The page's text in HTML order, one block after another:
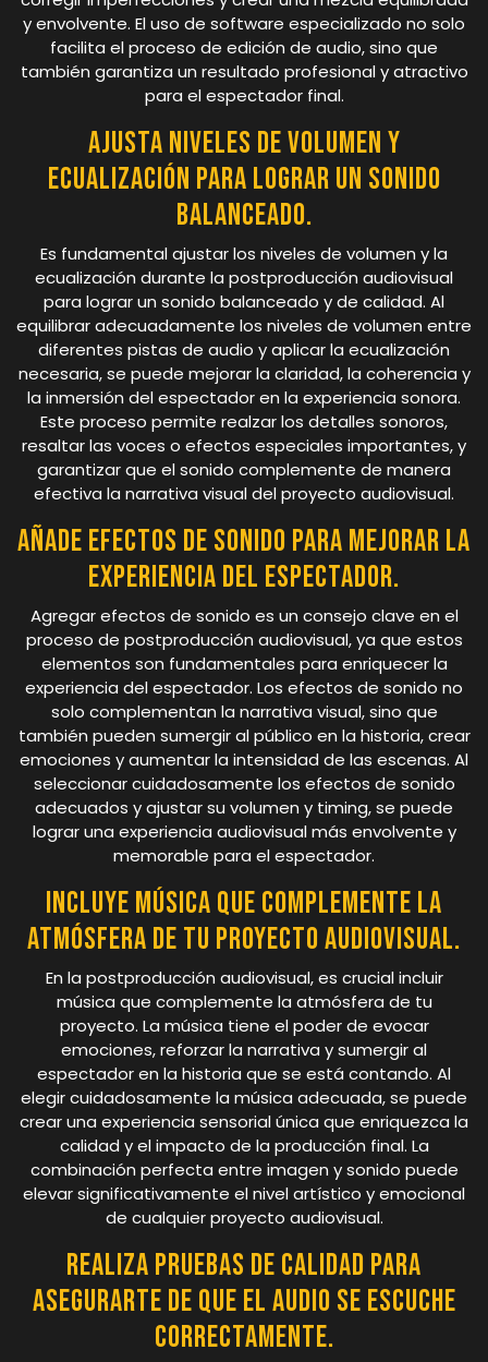
y envolvente. El uso de software especializado no solo
facilita el proceso de edición de audio, sino que
también garantiza un resultado profesional y atractivo
para el espectador final.
Ajusta niveles de volumen y
ecualización para lograr un sonido
balanceado.
Es fundamental ajustar los niveles de volumen y la
ecualización durante la postproducción audiovisual
para lograr un sonido balanceado y de calidad. Al
equilibrar adecuadamente los niveles de volumen entre
diferentes pistas de audio y aplicar la ecualización
necesaria, se puede mejorar la claridad, la coherencia y
la inmersión del espectador en la experiencia sonora.
Este proceso permite realzar los detalles sonoros,
resaltar las voces o efectos especiales importantes, y
garantizar que el sonido complemente de manera
efectiva la narrativa visual del proyecto audiovisual.
Añade efectos de sonido para mejorar la
experiencia del espectador.
Agregar efectos de sonido es un consejo clave en el
proceso de postproducción audiovisual, ya que estos
elementos son fundamentales para enriquecer la
experiencia del espectador. Los efectos de sonido no
solo complementan la narrativa visual, sino que
también pueden sumergir al público en la historia, crear
emociones y aumentar la intensidad de las escenas. Al
seleccionar cuidadosamente los efectos de sonido
adecuados y ajustar su volumen y timing, se puede
lograr una experiencia audiovisual más envolvente y
memorable para el espectador.
Incluye música que complemente la
atmósfera de tu proyecto audiovisual.
En la postproducción audiovisual, es crucial incluir
música que complemente la atmósfera de tu
proyecto. La música tiene el poder de evocar
emociones, reforzar la narrativa y sumergir al
espectador en la historia que se está contando. Al
elegir cuidadosamente la música adecuada, se puede
crear una experiencia sensorial única que enriquezca la
calidad y el impacto de la producción final. La
combinación perfecta entre imagen y sonido puede
elevar significativamente el nivel artístico y emocional
de cualquier proyecto audiovisual.
Realiza pruebas de calidad para
asegurarte de que el audio se escuche
correctamente.